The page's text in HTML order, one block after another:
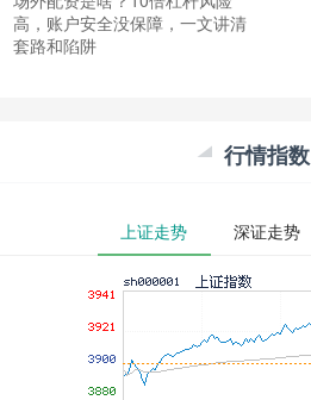
高，账户安全没保障，一文讲清
套路和陷阱
行情指数
上证走势 深证走势